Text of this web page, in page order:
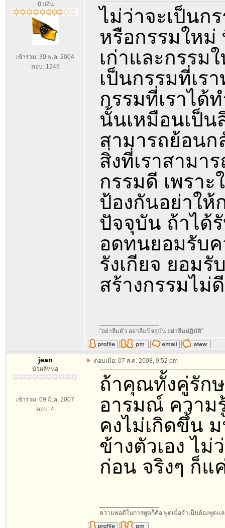
บัวเงิน
เข้าร่วม: 30 พ.ค. 2004
ตอบ: 1245
ไม่ว่าจะเป็นก
หรือกรรมใหม่
เก่าและกรรม
เป็นกรรมที่เร
กรรมที่เราได้
นั้นเหมือนเป็น
สามารถย้อนก
สิ่งที่เราสามา
กรรมดี เพรา
ป้องกันอย่าให้
ปัจจุบัน ถ้าได้
อดทนยอมรับ
รังเกียจ ยอม
สร้างกรรมไม่
"อย่าลืมตัว อย่าลืมปัจจุบัน อย่าลืมปฏิบัติ"
jean
บัวผลิหน่อ
เข้าร่วม: 09 มี.ค. 2007
ตอบ: 4
ตอบเมื่อ: 07 ส.ค. 2008, 9:52 pm
ถ้าคุณทั้งคู่รักษ
อารมณ์ ความ
คงไม่เกิดขึ้น
ข้างตัวเอง ไม่
ก่อน จริงๆ ก็แ
ความพอดีในการพูดก็คือ พูดเมื่อจำเป็นต้องพูด